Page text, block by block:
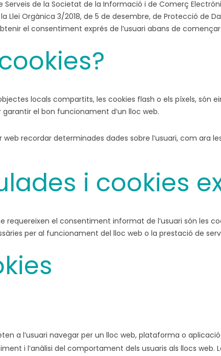
Serveis de la Societat de la Informació i de Comerç
la Llei Orgànica 3/2018, de 5 de desembre, de Protecció de
el consentiment exprés de l’usuari abans de
locals compartits, les cookies flash o els píxels,
el bon funcionament d’un lloc web.
recordar determinades dades sobre l’usuari, com ara
i cookies
requereixen el consentiment informat de l’usuari són les
per al funcionament del lloc web o la prestació de
a l’usuari navegar per un lloc web, plataforma o
i l’anàlisi del comportament dels usuaris als llocs